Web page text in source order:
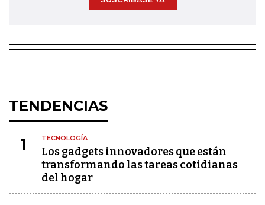
TENDENCIAS
1 TECNOLOGÍA
Los gadgets innovadores que están
transformando las tareas cotidianas
del hogar